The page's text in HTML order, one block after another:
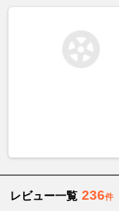
レビュー一覧 236件